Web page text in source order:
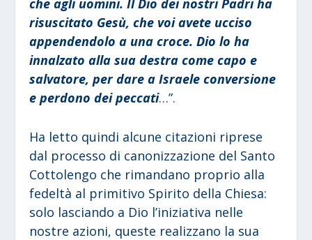
che agli uomini. Il Dio dei nostri Padri ha
risuscitato Gesù, che voi avete ucciso
appendendolo a una croce. Dio lo ha
innalzato alla sua destra come capo e
salvatore, per dare a Israele conversione
e perdono dei peccati…”.
Ha letto quindi alcune citazioni riprese
dal processo di canonizzazione del Santo
Cottolengo che rimandano proprio alla
fedeltà al primitivo Spirito della Chiesa:
solo lasciando a Dio l’iniziativa nelle
nostre azioni, queste realizzano la sua